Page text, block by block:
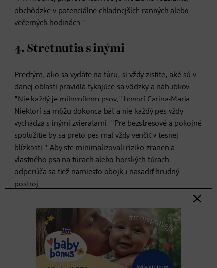
obchôdzke v potenciálne chladnejších ranných alebo
večerných hodinách."
4. Stretnutia s inými
Predtým, ako sa vydáte na túru, si vždy zistite, aké sú v
danej oblasti pravidlá týkajúce sa vôdzky a náhubkov.
"Nie každý je milovníkom psov," hovorí Carina-Maria.
Niektorí sa môžu dokonca báť a nie každý pes vždy
vychádza s inými zvieratami. "Pre bezstresové a pokojné
spolužitie by sa preto pes mal vždy venčiť v tesnej
blízkosti." Aby ste minimalizovali riziko zranenia
vlastného psa na túrach alebo horských túrach,
odporúča sa tiež namiesto obojku nasadiť hrudný
postroj.